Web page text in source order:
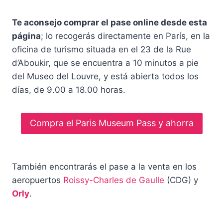
Te aconsejo comprar el pase online desde esta
página; lo recogerás directamente en París, en la
oficina de turismo situada en el 23 de la Rue
d’Aboukir, que se encuentra a 10 minutos a pie
del Museo del Louvre, y está abierta todos los
días, de 9.00 a 18.00 horas.
Compra el Paris Museum Pass y ahorra
También encontrarás el pase a la venta en los
aeropuertos Roissy-Charles de Gaulle (CDG) y
Orly.